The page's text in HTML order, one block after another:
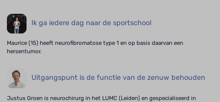
Ik ga iedere dag naar de sportschool
Maurice (15) heeft neurofibromatose type 1 en op basis daarvan een
hersentumor.
Uitgangspunt is de functie van de zenuw behouden
Justus Groen is neurochirurg in het LUMC (Leiden) en gespecialiseerd in